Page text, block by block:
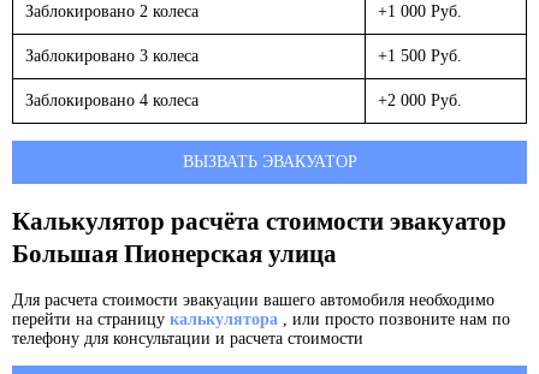
Заблокировано 2 колеса +1 000 Руб.
Заблокировано 3 колеса +1 500 Руб.
Заблокировано 4 колеса +2 000 Руб.
ВЫЗВАТЬ ЭВАКУАТОР
Калькулятор расчёта стоимости эвакуатор
Большая Пионерская улица
Для расчета стоимости эвакуации вашего автомобиля необходимо
перейти на страницу калькулятора , или просто позвоните нам по
телефону для консультации и расчета стоимости